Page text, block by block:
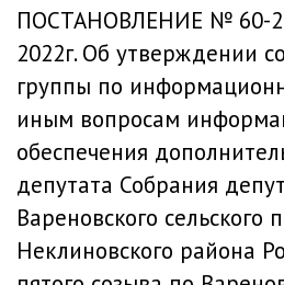
ПОСТАНОВЛЕНИЕ № 60-
2022г.Об утверждении
группы по
иным вопросам
обеспечения
депутата Собрания
Вареновского сельского
Неклиновского района